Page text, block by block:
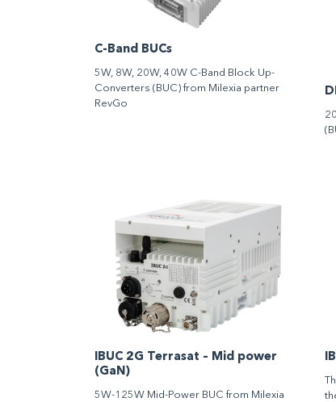
C-Band BUCs
5W, 8W, 20W, 40W C-Band Block Up-
Converters (BUC) from Milexia partner
RevGo
IBUC 2G Terrasat – Mid power
(GaN)
5W-125W Mid-Power BUC from Milexia